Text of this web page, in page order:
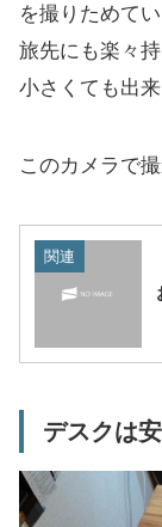
を撮りためて
旅先にも楽々持
小さくても出来
このカメラで
関連
デスクは